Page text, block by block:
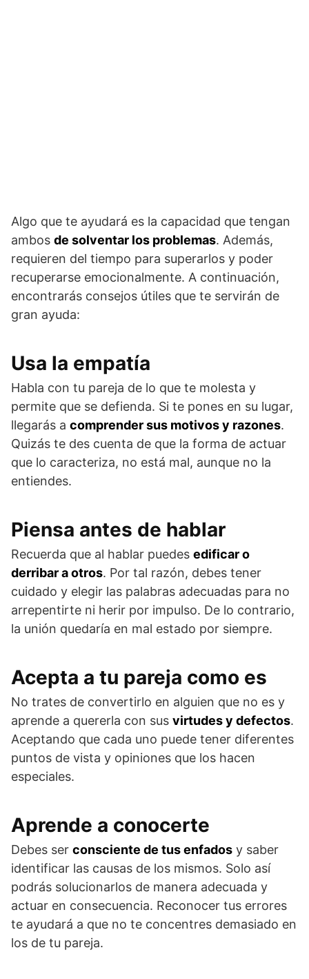
Algo que te ayudará es la capacidad que tengan
ambos de solventar los problemas. Además,
requieren del tiempo para superarlos y poder
recuperarse emocionalmente. A continuación,
encontrarás consejos útiles que te servirán de
gran ayuda:
Usa la empatía
Habla con tu pareja de lo que te molesta y
permite que se defienda. Si te pones en su lugar,
llegarás a comprender sus motivos y razones.
Quizás te des cuenta de que la forma de actuar
que lo caracteriza, no está mal, aunque no la
entiendes.
Piensa antes de hablar
Recuerda que al hablar puedes edificar o
derribar a otros. Por tal razón, debes tener
cuidado y elegir las palabras adecuadas para no
arrepentirte ni herir por impulso. De lo contrario,
la unión quedaría en mal estado por siempre.
Acepta a tu pareja como es
No trates de convertirlo en alguien que no es y
aprende a quererla con sus virtudes y defectos.
Aceptando que cada uno puede tener diferentes
puntos de vista y opiniones que los hacen
especiales.
Aprende a conocerte
Debes ser consciente de tus enfados y saber
identificar las causas de los mismos. Solo así
podrás solucionarlos de manera adecuada y
actuar en consecuencia. Reconocer tus errores
te ayudará a que no te concentres demasiado en
los de tu pareja.